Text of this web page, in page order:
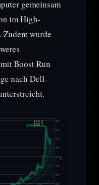
gemeinsam
im High-
Zudem wurde
Boost Run
nach Dell-